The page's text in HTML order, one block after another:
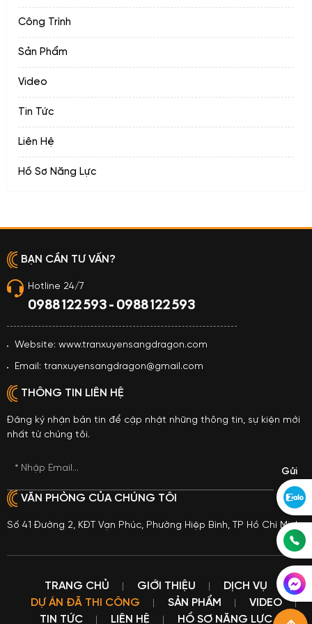
Công Trình
Sản Phẩm
Video
Tin Tức
Liên Hệ
Hồ Sơ Năng Lực
BẠN CẦN TƯ VẤN?
Hotline 24/7
0988 122 593 - 0988 122 593
Website: www.tranxuyensangdragon.com
Email: tranxuyensangdragon@gmail.com
THÔNG TIN LIÊN HỆ
Đăng ký nhận bản tin để cập nhật những thông tin, sự kiện mới
nhất từ chúng tôi.
* Nhập Email...
VĂN PHÒNG CỦA CHÚNG TÔI
Số 41 Đường 2, KĐT Vạn Phúc, Phường Hiệp Bình, TP Hồ Chí Minh
TRANG CHỦ GIỚI THIỆU
DỊCH VỤ
DỰ ÁN ĐÃ THI CÔNG
SẢN PHẨM
VIDEO
TIN TỨC
LIÊN HỆ HỒ SƠ NĂNG LỰC